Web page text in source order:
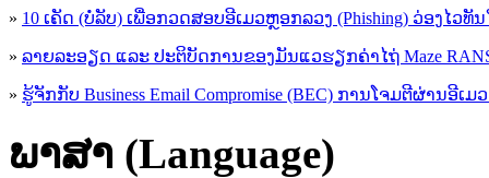
» 10 ເຄັດ (ບໍ່ລັບ) ເພື່ອກວດສອບອີເມວຫຼອກລວງ (Phishing) ວ່ອງໄວທັ
» ລາຍລະອຽດ ແລະ ປະຕິບັດການຂອງມັນແວຮຽກຄ່າໄຖ່ Maze
» ຮູ້​ຈັກກັບ​ Business Email Compromise (BEC) ການ​ໂຈມ​ຕີ​ຜ່ານ​ອີ​ເ
ພາສາ (Language)